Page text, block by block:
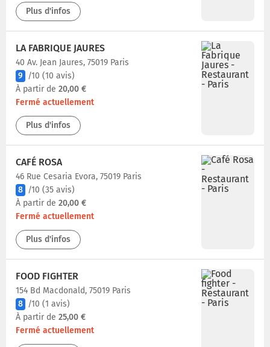
Plus d'infos
LA FABRIQUE JAURES
40 Av. Jean Jaures, 75019 Paris
9
/10 (10 avis)
À partir de 20,00 €
Fermé actuellement
Plus d'infos
CAFÉ ROSA
46 Rue Cesaria Evora, 75019 Paris
8 /10 (35 avis)
À partir de 20,00 €
Fermé actuellement
Plus d'infos
FOOD FIGHTER
154 Bd Macdonald, 75019 Paris
8 /10 (1 avis)
À partir de 25,00 €
Fermé actuellement